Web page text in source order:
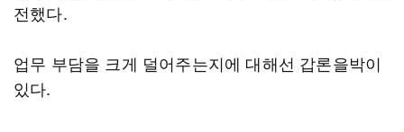
전했다.
업무 부담을 크게 덜어주는지에 대해선 갑론을박이
있다.